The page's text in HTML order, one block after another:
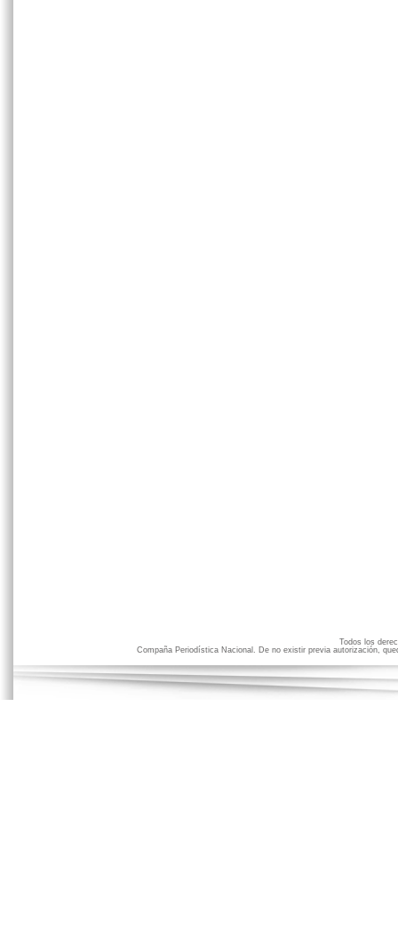
Todos los
Compaña Periodística Nacional. De no existir previa autorización,